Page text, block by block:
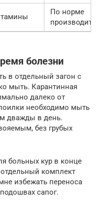
По норме
болезни
в отдельный загон с
мыть. Карантинная
далеко от
необходимо мыть
дважды в день.
без грубых
больных кур в конце
комплект
избежать переноса
сапог.